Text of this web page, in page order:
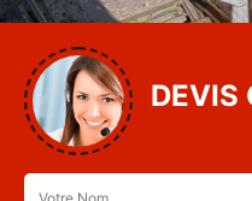
DEVIS